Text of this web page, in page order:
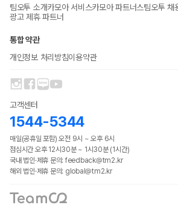
팀오투 소개카모아 서비스카모아 파트너스팀오투 채
광고 제휴 파트너
통합 약관
개인정보 처리방침이용약관
고객센터
1544-5344
매일(공휴일 포함) 오전 9시 ~ 오후 6시
점심시간 오후 12시30분 ~ 1시30분 (1시간)
국내 법인·제휴 문의: feedback@tm2.kr
해외 법인·제휴 문의: global@tm2.kr